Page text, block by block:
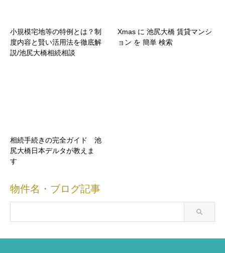
小規模宅地等の特例とは？制
度内容と賢い活用法を徹底解
説/池尻大橋相続相談
Xmas に 池尻大橋 賃貸マンシ
ョン を 簡単 検索
相続手続きの完全ガイド 池
尻大橋日本デルタが教えま
す
物件名・ブログ記事